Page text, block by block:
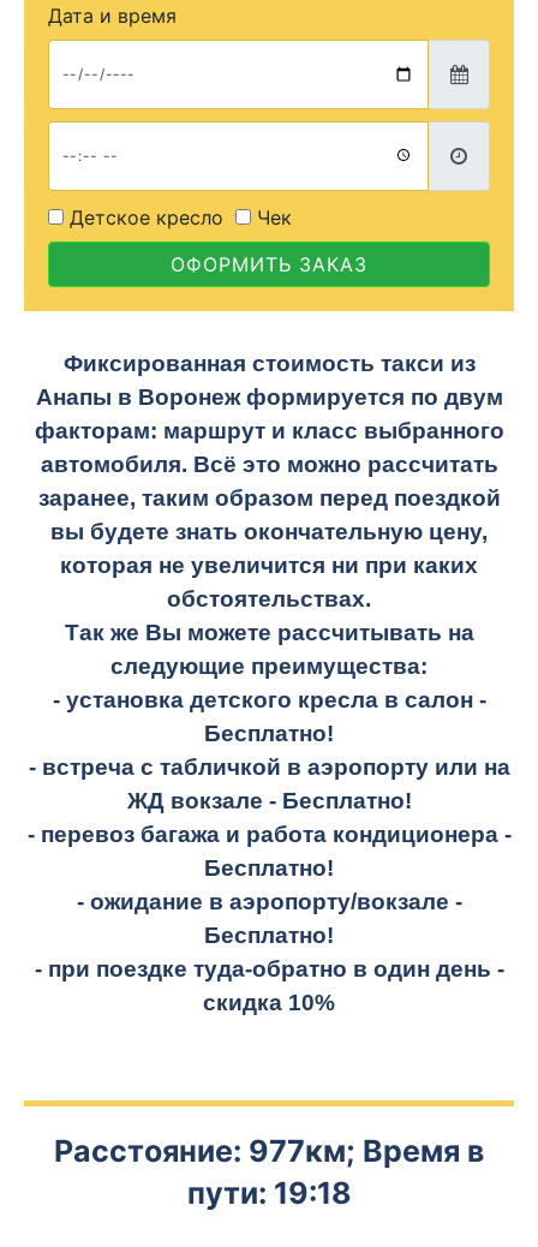
Дата и время
Детское кресло
Чек
ОФОРМИТЬ ЗАКАЗ
Фиксированная стоимость такси из
Анапы в Воронеж формируется по двум
факторам: маршрут и класс выбранного
автомобиля. Всё это можно рассчитать
заранее, таким образом перед поездкой
вы будете знать окончательную цену,
которая не увеличится ни при каких
обстоятельствах.
Так же Вы можете рассчитывать на
следующие преимущества:
- установка детского кресла в салон -
Бесплатно!
- встреча с табличкой в аэропорту или на
ЖД вокзале - Бесплатно!
- перевоз багажа и работа кондиционера -
Бесплатно!
- ожидание в аэропорту/вокзале -
Бесплатно!
- при поездке туда-обратно в один день -
скидка 10%
Расстояние: 977км; Время в
пути: 19:18